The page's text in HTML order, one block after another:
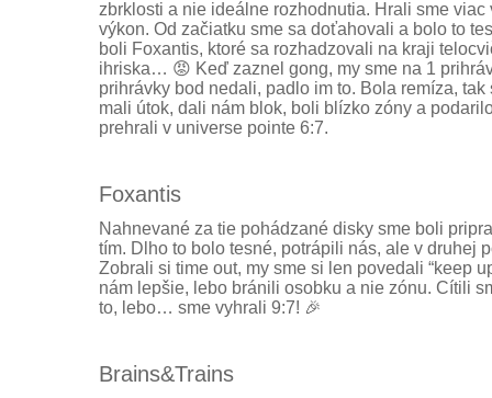
zbrklosti a nie ideálne rozhodnutia. Hrali sme
výkon. Od začiatku sme sa doťahovali a bolo to
boli Foxantis, ktoré sa rozhadzovali na kraji
ihriska… 😡 Keď zaznel gong, my sme na 1
prihrávky bod nedali, padlo im to. Bola remíza,
mali útok, dali nám blok, boli blízko zóny a
prehrali v universe pointe 6:7.
Foxantis
Nahnevané za tie pohádzané disky sme boli
tím. Dlho to bolo tesné, potrápili nás, ale v druhej
Zobrali si time out, my sme si len povedali “keep
nám lepšie, lebo bránili osobku a nie zónu. Cítili
to, lebo… sme vyhrali 9:7! 🎉
Brains&Trains